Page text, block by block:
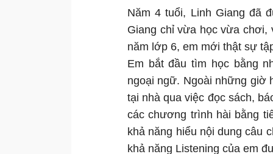
Năm 4 tuổi, Linh Giang đã
Giang chỉ vừa học vừa chơi,
năm lớp 6, em mới thật sự
Em bắt đầu tìm học bằng
ngoại ngữ. Ngoài những giờ
tại nhà qua việc đọc sách,
các chương trình hài bằng
khả năng hiểu nội dung câu
khả năng Listening của em